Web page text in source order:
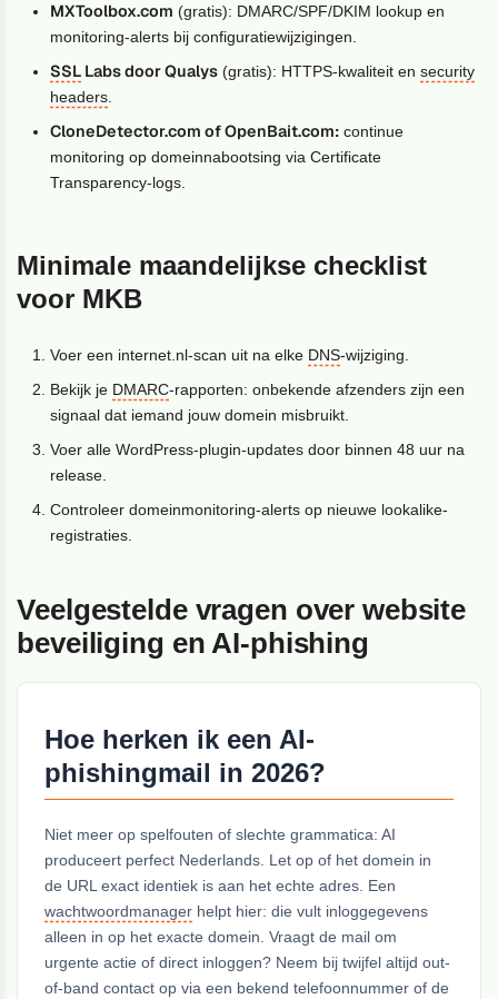
MXToolbox.com (gratis): DMARC/SPF/DKIM lookup en
monitoring-alerts bij configuratiewijzigingen.
SSL Labs door Qualys (gratis): HTTPS-kwaliteit ensecurity
headers
CloneDetector.com of OpenBait.com: continue
monitoring op domeinnabootsing via Certificate
Transparency-logs.
Minimale maandelijkse checklist
voor MKB
Voer een internet.nl-scan uit na elke DNS-wijziging.
Bekijk je DMARC-rapporten: onbekende afzenders zijn een
signaal dat iemand jouw domein misbruikt.
Voer alle WordPress-plugin-updates door binnen 48 uur na
release.
Controleer domeinmonitoring-alerts op nieuwe lookalike-
registraties.
Veelgestelde vragen over website
beveiliging en AI-phishing
Hoe herken ik een AI-
phishingmail in 2026?
Niet meer op spelfouten of slechte grammatica: AI
produceert perfect Nederlands. Let op of het domein in
de URL exact identiek is aan het echte adres. Een
wachtwoordmanager helpt hier: die vult inloggegevens
alleen in op het exacte domein. Vraagt de mail om
urgente actie of direct inloggen? Neem bij twijfel altijd out-
of-band contact op via een bekend telefoonnummer of de